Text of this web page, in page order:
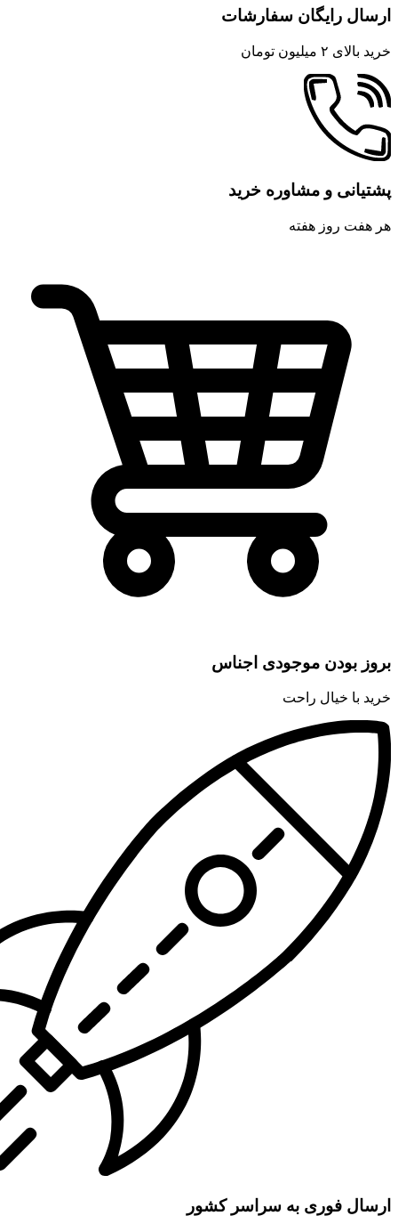
ارسال رایگان سفارشات
خرید بالای ۲ میلیون تومان
پشتیانی و مشاوره خرید
هر هفت روز هفته
بروز بودن موجودی اجناس
خرید با خیال راحت
ارسال فوری به سراسر کشور